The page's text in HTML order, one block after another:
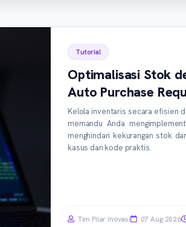
Tutorial
Optimalisasi Stok
Auto Purchase
Kelola inventaris secara efisien
memandu Anda
menghindari kekurangan stok
kasus dan kode praktis.
Tim Pilar Inovasi 07 Aug 2026